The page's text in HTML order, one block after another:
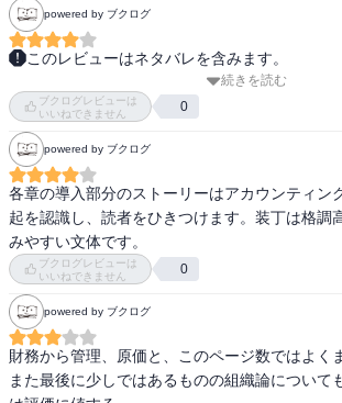
今後の会計系の分析のお供にします。
powered by ブクログ
このレビューはネタバレを含みます。
本屋でよく見るグロービスのやつ。アカウンテ
西山茂氏・青山剛氏・嶋田毅氏・陶久季彦氏。
通す。
感想。240頁で、財務会計・管理会計、しかも
かなかどうか、初学者には難しいと思う。一方
ある物にはポイント確認にとどまるか。講義用
備忘録。
・資本剰余金：株主からの出資分。
・利益剰余金：利益準備金とその他利益剰余金
金は、配当や役員賞与を会社が払うたびにその
金と利益準備金の合計額が資本金の１／４にな
・その他利益剰余金：任意積立金と繰越利益剰
続きを読む
ブクログレビューは
いいねできません
0
powered by ブクログ
各章の導入部分のストーリーはアカウンティン
起を認識し、読者をひきつけます。装丁は格調
みやすい文体です。
ブクログレビューは
いいねできません
0
powered by ブクログ
財務から管理、原価と、このページ数ではよく
また最後に少しではあるものの組織論について